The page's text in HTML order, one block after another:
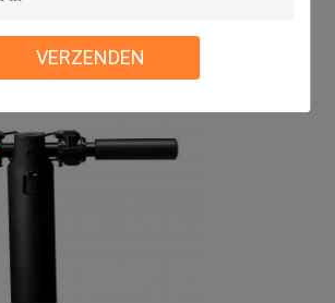
VERZENDEN